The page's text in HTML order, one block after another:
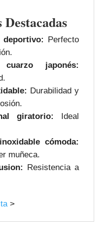
deportivo: Perfecto
japonés:
Durabilidad y
giratorio:
Ideal
cómoda:
muñeca.
Resistencia a
>